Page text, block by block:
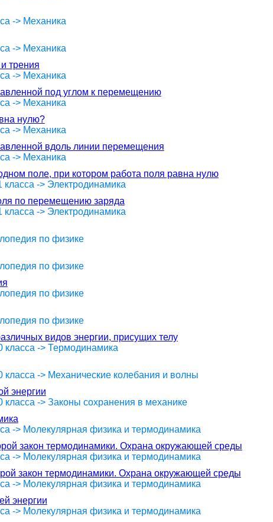
-> Механика
-> Механика
трения
-> Механика
под углом к перемещению
-> Механика
нулю?
-> Механика
вдоль линии перемещения
-> Механика
поле, при котором работа поля равна нулю
-> Электродинамика
по перемещению заряда
-> Электродинамика
по физике
по физике
по физике
по физике
видов энергии, присущих телу
-> Термодинамика
-> Механические колебания и волны
энергии
-> Законы сохранения в механике
-> Молекулярная физика и термодинамика
закон термодинамики. Охрана окружающей среды
-> Молекулярная физика и термодинамика
закон термодинамики. Охрана окружающей среды
-> Молекулярная физика и термодинамика
энергии
-> Молекулярная физика и термодинамика